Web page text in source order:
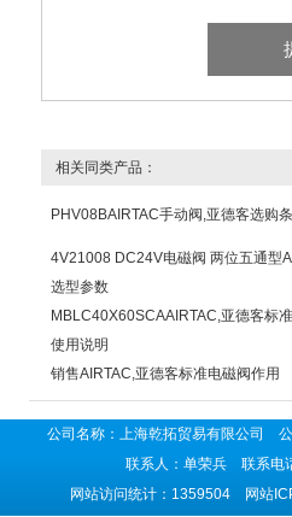
相关同类产品：
PHV08BAIRTAC手动阀,亚德客选购
4V21008 DC24V电磁阀 两位五通型
选型参数
MBLC40X60SCAAIRTAC,亚德客标
使用说明
销售AIRTAC,亚德客标准电磁阀作用
公司名称：上海乾拓贸易有限公司
联系人：单荣兵 联系电
网站访问统计：1359504 网站